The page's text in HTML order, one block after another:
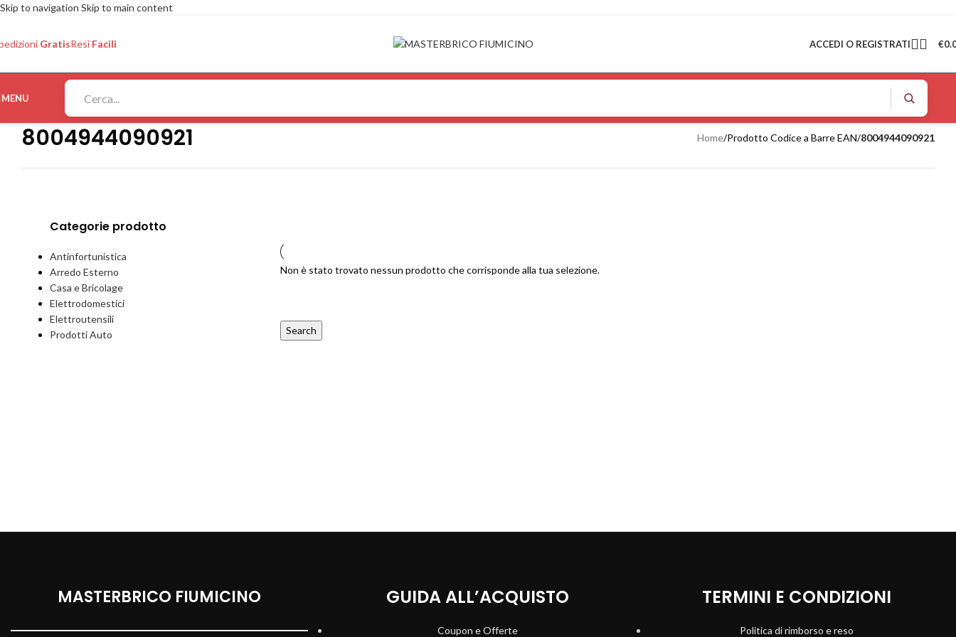
Skip to navigation Skip to main content
GratisResi Facili ACCEDI O REGISTRATI €
MENU
8004944090921 Home/Prodotto Codice a Barre EAN/8004944090921
Categorie prodotto
Antinfortunistica
Arredo Esterno
Casa e Bricolage
Elettrodomestici
Elettroutensili
Prodotti Auto
Non è stato trovato nessun prodotto che corrisponde alla tua selezione.
Search
MASTERBRICO FIUMICINO GUIDA ALL’ACQUISTO
Coupon e Offerte
TERMINI E CONDIZIONI
Politica di rimborso e reso